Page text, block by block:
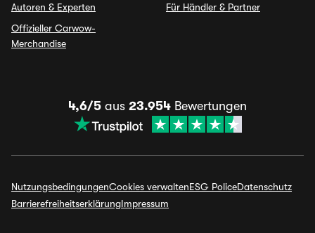
Autoren & Experten
Offizieller Carwow-
Merchandise
Für Händler & Partner
4,6/5 aus 23.954 Bewertungen
NutzungsbedingungenCookies verwaltenESG PoliceDatenschutz
BarrierefreiheitserklärungImpressum